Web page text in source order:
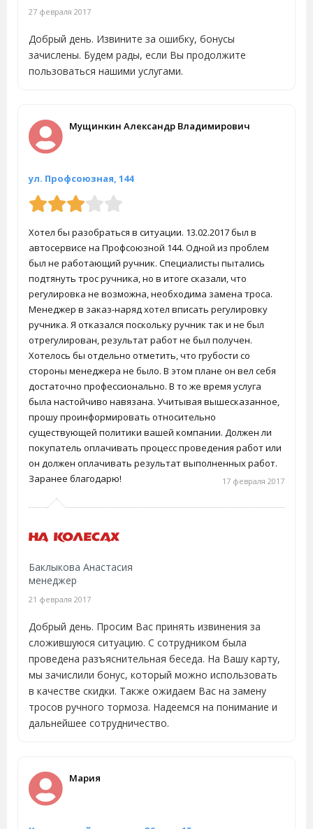
27 февраля 2017
Добрый день. Извините за ошибку, бонусы
зачислены. Будем рады, если Вы продолжите
пользоваться нашими услугами.
Мущинкин Александр Владимирович
ул. Профсоюзная, 144
17 февраля 2017
Хотел бы разобраться в ситуации. 13.02.2017 был в
автосервисе на Профсоюзной 144. Одной из проблем
был не работающий ручник. Специалисты пытались
подтянуть трос ручника, но в итоге сказали, что
регулировка не возможна, необходима замена троса.
Менеджер в заказ-наряд хотел вписать регулировку
ручника. Я отказался поскольку ручник так и не был
отрегулирован, результат работ не был получен.
Хотелось бы отдельно отметить, что грубости со
стороны менеджера не было. В этом плане он вел себя
достаточно профессионально. В то же время услуга
была настойчиво навязана. Учитывая вышесказанное,
прошу проинформировать относительно
существующей политики вашей компании. Должен ли
покупатель оплачивать процесс проведения работ или
он должен оплачивать результат выполненных работ.
Заранее благодарю!
Баклыкова Анастасия
менеджер
21 февраля 2017
Добрый день. Просим Вас принять извинения за
сложившуюся ситуацию. С сотрудником была
проведена разъяснительная беседа. На Вашу карту,
мы зачислили бонус, который можно использовать
в качестве скидки. Также ожидаем Вас на замену
тросов ручного тормоза. Надеемся на понимание и
дальнейшее сотрудничество.
Мария